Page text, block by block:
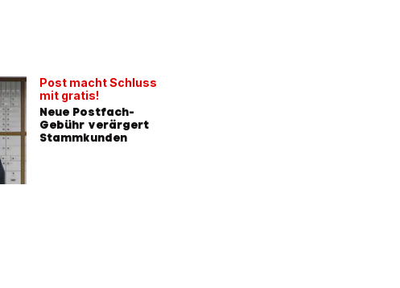
Post macht Schluss
mit gratis!
Neue Postfach-
Gebühr verärgert
Stammkunden